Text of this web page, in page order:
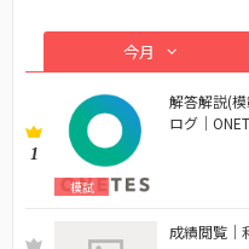
今月
1
模試
解答解説(
ログ｜
成績閲覧｜